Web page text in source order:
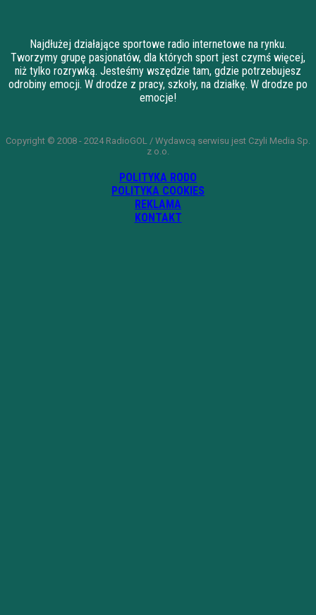
Najdłużej działające sportowe radio internetowe na rynku.
Tworzymy grupę pasjonatów, dla których sport jest czymś więcej,
niż tylko rozrywką. Jesteśmy wszędzie tam, gdzie potrzebujesz
odrobiny emocji. W drodze z pracy, szkoły, na działkę. W drodze po
emocje!
Copyright © 2008 - 2024 RadioGOL / Wydawcą serwisu jest Czyli Media Sp.
z o.o.
POLITYKA RODO
POLITYKA COOKIES
REKLAMA
KONTAKT